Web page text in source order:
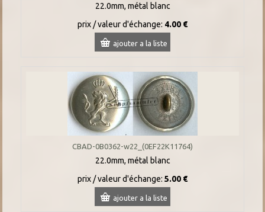
22.0mm, métal blanc
prix / valeur d'échange: 4.00 €
ajouter a la liste
CBAD-0B0362-w22_(0EF22K11764)
22.0mm, métal blanc
prix / valeur d'échange: 5.00 €
ajouter a la liste